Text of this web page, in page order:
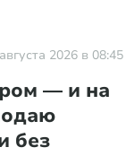
2026 в 08:45
— и на
без